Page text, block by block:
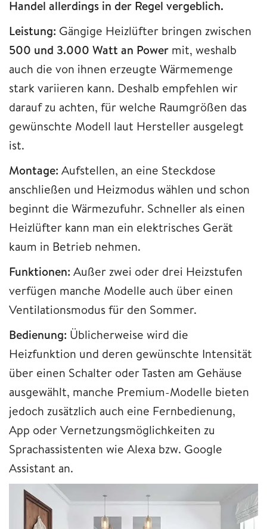
Handel allerdings in der Regel vergeblich.
Leistung: Gängige Heizlüfter bringen zwischen
500 und 3.000 Watt an Power mit, weshalb
auch die von ihnen erzeugte Wärmemenge
stark variieren kann. Deshalb empfehlen wir
darauf zu achten, für welche Raumgrößen das
gewünschte Modell laut Hersteller ausgelegt
ist.
Montage: Aufstellen, an eine Steckdose
anschließen und Heizmodus wählen und schon
beginnt die Wärmezufuhr. Schneller als einen
Heizlüfter kann man ein elektrisches Gerät
kaum in Betrieb nehmen.
Funktionen: Außer zwei oder drei Heizstufen
verfügen manche Modelle auch über einen
Ventilationsmodus für den Sommer.
Bedienung: Üblicherweise wird die
Heizfunktion und deren gewünschte Intensität
über einen Schalter oder Tasten am Gehäuse
ausgewählt, manche Premium-Modelle bieten
jedoch zusätzlich auch eine Fernbedienung,
App oder Vernetzungsmöglichkeiten zu
Sprachassistenten wie Alexa bzw. Google
Assistant an.